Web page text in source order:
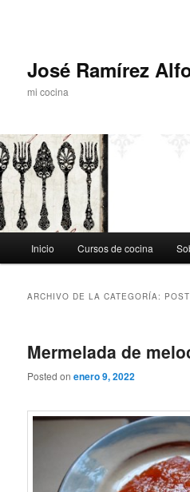
José Ramírez
mi cocina
Inicio Cursos de cocina
ARCHIVO DE LA CATEGORÍA:
Mermelada de
Posted onenero 9, 2022